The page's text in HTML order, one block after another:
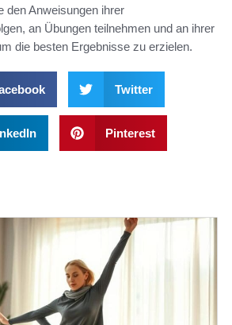
den Anweisungen ihrer
an Übungen teilnehmen und an ihrer
die besten Ergebnisse zu erzielen.
Twitter
Pinterest